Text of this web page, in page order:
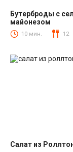
Закуски
Бутерброды с
майонезом
10 мин. 12
Салат из